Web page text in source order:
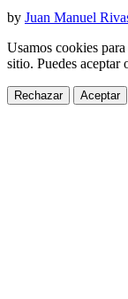
by Juan Manuel
Usamos cookies
sitio. Puedes aceptar
Rechazar Aceptar